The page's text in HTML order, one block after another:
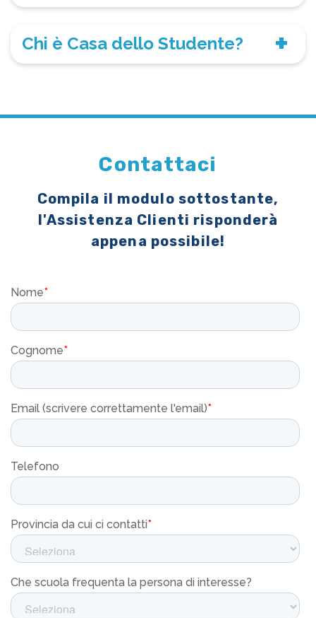
Chi è Casa dello Studente?
Contattaci
Compila il modulo sottostante,
l'Assistenza Clienti risponderà
appena possibile!